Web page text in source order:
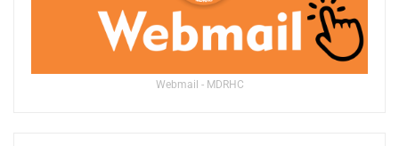
Webmail - MDRHC